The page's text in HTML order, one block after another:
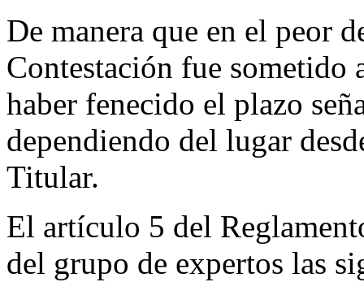
De manera que en el peor
Contestación fue sometido
haber fenecido el plazo
dependiendo del lugar
Titular.
El artículo 5 del
del grupo de expertos las